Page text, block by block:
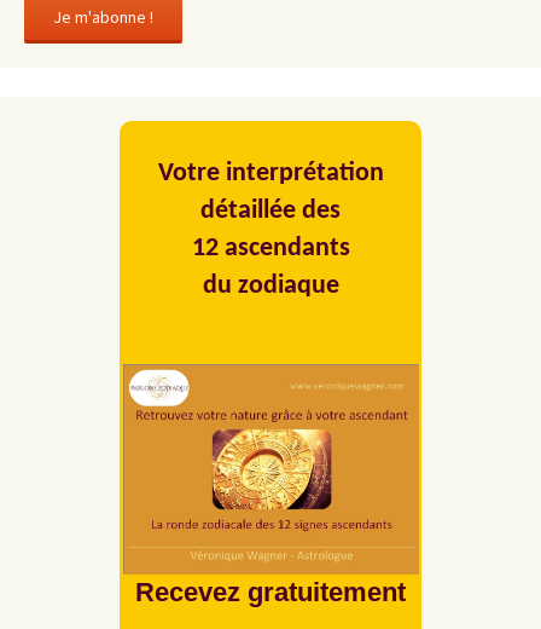
Votre interprétation
détaillée des
12 ascendants
du zodiaque
Recevez gratuitement